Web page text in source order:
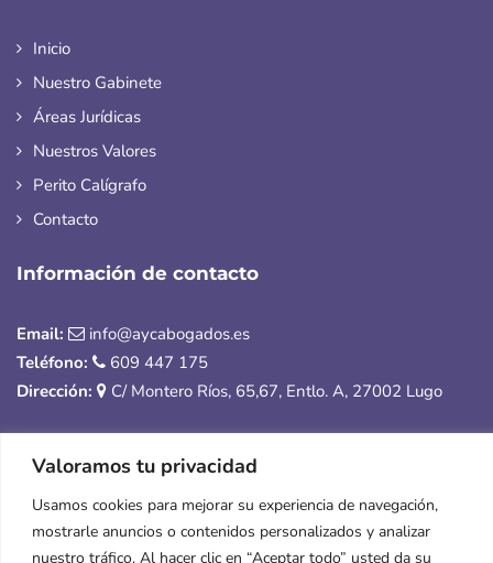
Valoramos tu privacidad
Usamos cookies para mejorar su experiencia de navegación,
mostrarle anuncios o contenidos personalizados y analizar
nuestro tráfico. Al hacer clic en “Aceptar todo” usted da su
Inicio
Nuestro Gabinete
Áreas Jurídicas
Nuestros Valores
Perito Calígrafo
Contacto
Información de contacto
Email:
info@aycabogados.es
Teléfono:
609 447 175
Dirección:
C/ Montero Ríos, 65,67, Entlo. A, 27002 Lugo
© Copyright 2025 | A&C Abogados |
Lugo con más de 25 años de experiencia
Aviso legal y Privacidad|Accesibilidad| Diseñado porCitiservi